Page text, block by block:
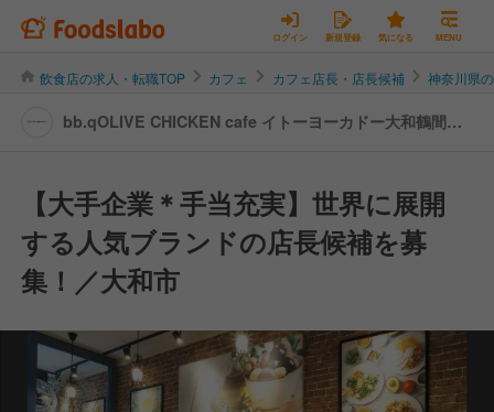
ログイン 新規登録 気になる MENU
飲食店の求人・転職TOP カフェ カフェ店長・店長候補 神奈川県
bb.qOLIVE CHICKEN cafe イトーヨーカドー大和鶴間店 |
【大手企業＊手当充実】世界に展開
する人気ブランドの店長候補を募
集！／大和市